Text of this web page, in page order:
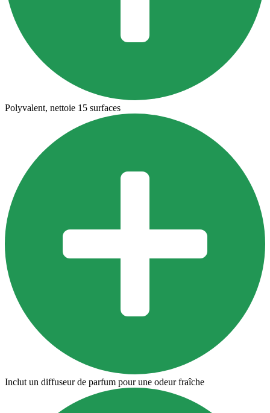
Polyvalent, nettoie 15 surfaces
Inclut un diffuseur de parfum pour une odeur fraîche